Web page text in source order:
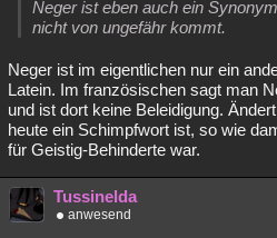
Neger ist eben auch ein
nicht von ungefähr kommt.
Neger ist im eigentlichen nur ein
Latein. Im französischen sagt man
und ist dort keine Beleidigung.
heute ein Schimpfwort ist, so wie
für Geistig-Behinderte war.
Tussinelda
anwesend